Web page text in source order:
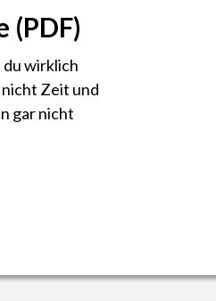
(PDF)
du wirklich
nicht Zeit und
gar nicht